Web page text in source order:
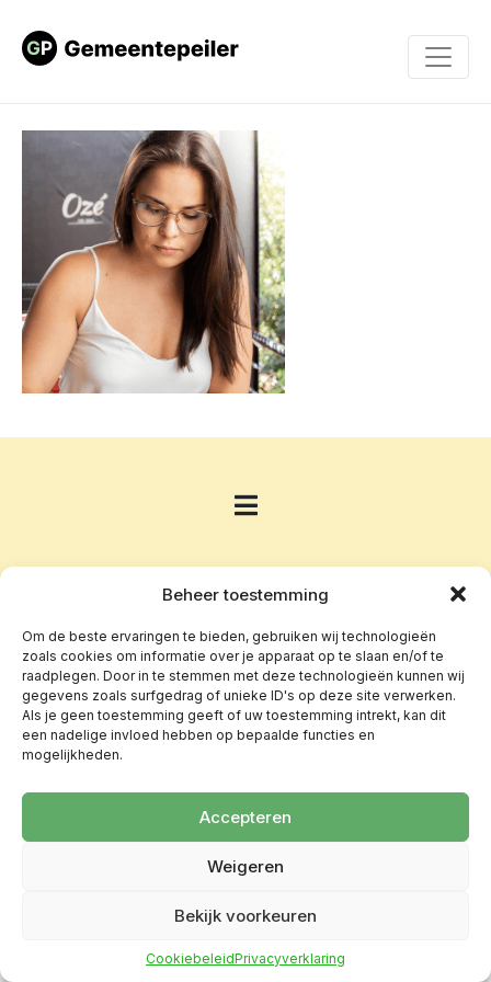
Beheer toestemming
Om de beste ervaringen te bieden, gebruiken wij technologieën
zoals cookies om informatie over je apparaat op te slaan en/of te
raadplegen. Door in te stemmen met deze technologieën kunnen wij
gegevens zoals surfgedrag of unieke ID's op deze site verwerken.
Als je geen toestemming geeft of uw toestemming intrekt, kan dit
een nadelige invloed hebben op bepaalde functies en
mogelijkheden.
Accepteren
Weigeren
Bekijk voorkeuren
CookiebeleidPrivacyverklaring